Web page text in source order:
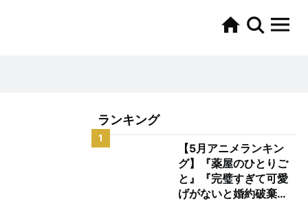
ランキング
1
【5月アニメランキン
グ】『薬屋のひとりご
と』『完璧すぎて可愛
げがないと婚約破棄さ